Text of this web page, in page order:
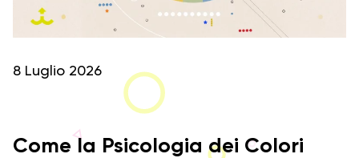
8 Luglio 2026
Come la Psicologia dei Colori